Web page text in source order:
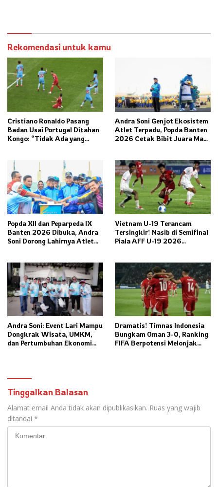
Rekomendasi untuk kamu
Cristiano Ronaldo Pasang
Badan Usai Portugal Ditahan
Kongo: “Tidak Ada yang
Andra Soni Genjot Ekosistem
Atlet Terpadu, Popda Banten
2026 Cetak Bibit Juara Masa
Popda XII dan Peparpeda IX
Banten 2026 Dibuka, Andra
Soni Dorong Lahirnya Atlet
Vietnam U-19 Terancam
Tersingkir! Nasib di Semifinal
Piala AFF U-19 2026
Andra Soni: Event Lari Mampu
Dongkrak Wisata, UMKM,
dan Pertumbuhan Ekonomi
Dramatis! Timnas Indonesia
Bungkam Oman 3-0, Ranking
FIFA Berpotensi Melonjak
Tinggalkan Balasan
Alamat email Anda tidak akan dipublikasikan. Ruas yang wajib
ditandai *